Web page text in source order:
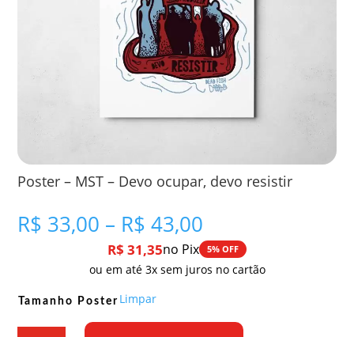
Poster – MST – Devo ocupar, devo resistir
R$ 33,00 – R$ 43,00
de
preço:
R$ 33,00
R$ 31,35no Pix 5% OFF
ou em até 3x sem juros no cartão
Tamanho Poster Limpar